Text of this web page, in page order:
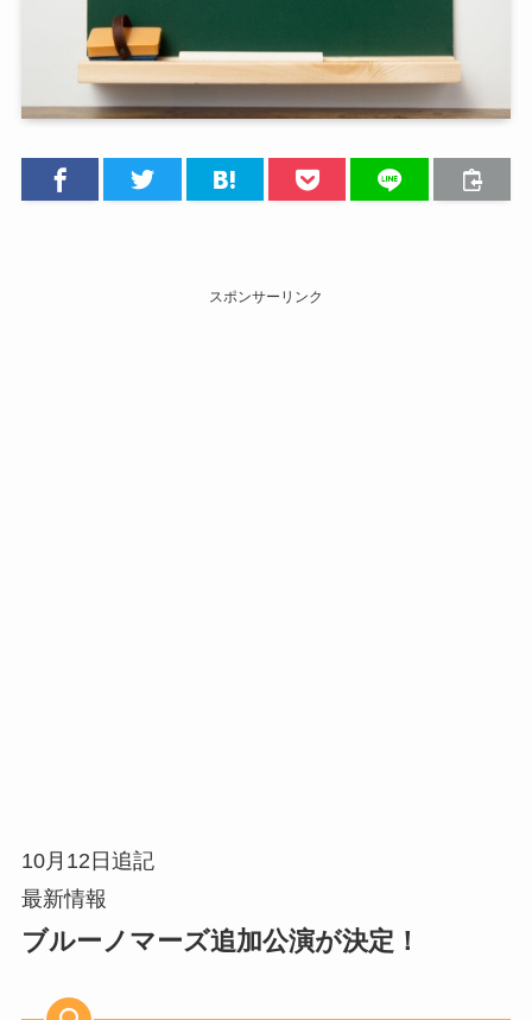
スポンサーリンク
10月12日追記
最新情報
ブルーノマーズ追加公演が決定！